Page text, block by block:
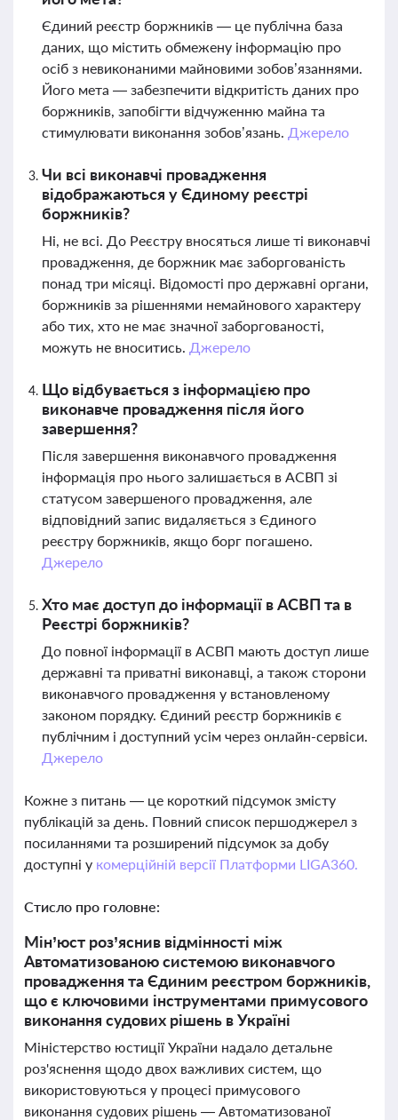
Єдиний реєстр боржників — це публічна база
даних, що містить обмежену інформацію про
осіб з невиконаними майновими зобов’язаннями.
Його мета — забезпечити відкритість даних про
боржників, запобігти відчуженню майна та
стимулювати виконання зобов’язань. Джерело
Чи всі виконавчі провадження
відображаються у Єдиному реєстрі
боржників?
Ні, не всі. До Реєстру вносяться лише ті виконавчі
провадження, де боржник має заборгованість
понад три місяці. Відомості про державні органи,
боржників за рішеннями немайнового характеру
або тих, хто не має значної заборгованості,
можуть не вноситись. Джерело
Що відбувається з інформацією про
виконавче провадження після його
завершення?
Після завершення виконавчого провадження
інформація про нього залишається в АСВП зі
статусом завершеного провадження, але
відповідний запис видаляється з Єдиного
реєстру боржників, якщо борг погашено.
Джерело
Хто має доступ до інформації в АСВП та в
Реєстрі боржників?
До повної інформації в АСВП мають доступ лише
державні та приватні виконавці, а також сторони
виконавчого провадження у встановленому
законом порядку. Єдиний реєстр боржників є
публічним і доступний усім через онлайн-сервіси.
Джерело
Кожне з питань — це короткий підсумок змісту
публікацій за день. Повний список першоджерел з
посиланнями та розширений підсумок за добу
доступні у комерційній версії Платформи LIGA360.
Стисло про головне:
Мін’юст роз’яснив відмінності між
Автоматизованою системою виконавчого
провадження та Єдиним реєстром боржників,
що є ключовими інструментами примусового
виконання судових рішень в Україні
Міністерство юстиції України надало детальне
роз'яснення щодо двох важливих систем, що
використовуються у процесі примусового
виконання судових рішень — Автоматизованої